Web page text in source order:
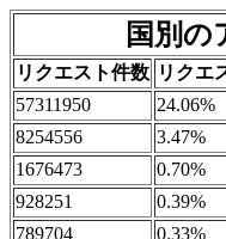
国別の
リクエスト件数 リクエ
57311950
24.06%
8254556
3.47%
1676473
0.70%
928251
0.39%
789704
0.33%